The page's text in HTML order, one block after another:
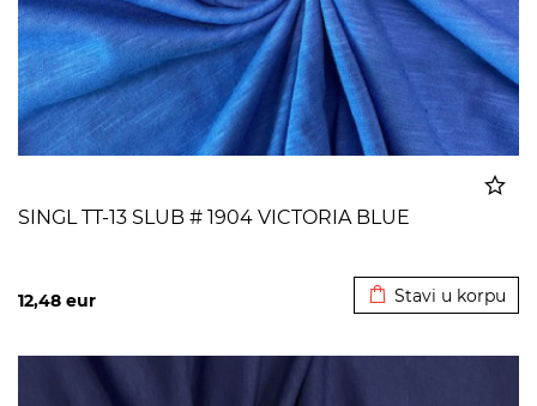
SINGL TT-13 SLUB # 1904 VICTORIA BLUE
12,48 eur Stavi u korpu